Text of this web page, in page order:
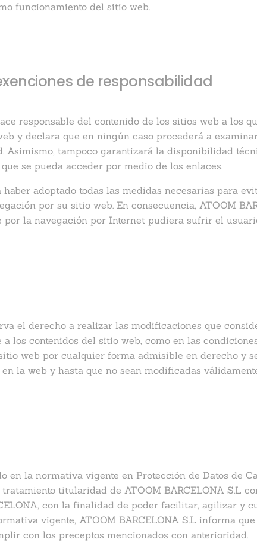
funcionamiento del sitio web.
de responsabilidad
responsable del contenido de los sitios web a los
y declara que en ningún caso procederá a
Asimismo, tampoco garantizará la disponibilidad
se pueda acceder por medio de los enlaces.
haber adoptado todas las medidas necesarias para
por su sitio web. En consecuencia, ATOOM
por la navegación por Internet pudiera sufrir el
el derecho a realizar las modificaciones que
los contenidos del sitio web, como en las
web por cualquier forma admisible en derecho y
la web y hasta que no sean modificadas
en la normativa vigente en Protección de Datos de
titularidad de ATOOM BARCELONA S.L
con la finalidad de poder facilitar, agilizar y
vigente, ATOOM BARCELONA S.L informa
con los preceptos mencionados con anterioridad.